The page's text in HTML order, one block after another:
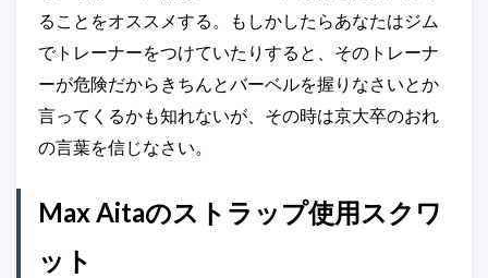
ることをオススメする。もしかしたらあなたはジム
でトレーナーをつけていたりすると、そのトレーナ
ーが危険だからきちんとバーベルを握りなさいとか
言ってくるかも知れないが、その時は京大卒のおれ
の言葉を信じなさい。
Max Aitaのストラップ使用スクワ
ット